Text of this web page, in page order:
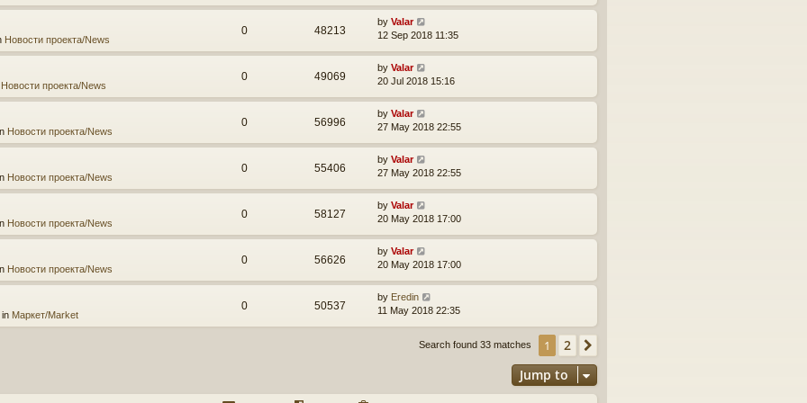
Новости проекта/News
0 48213
by Valar
12 Sep 2018 11:35
Новости проекта/News
0 49069
by Valar
20 Jul 2018 15:16
Новости проекта/News
0 56996
by Valar
27 May 2018 22:55
Новости проекта/News
0 55406
by Valar
27 May 2018 22:55
Новости проекта/News
0 58127
by Valar
20 May 2018 17:00
Новости проекта/News
0 56626
by Valar
20 May 2018 17:00
Маркет/Market
0 50537
by Eredin
11 May 2018 22:35
Search found 33 matches 1 2
Jump to